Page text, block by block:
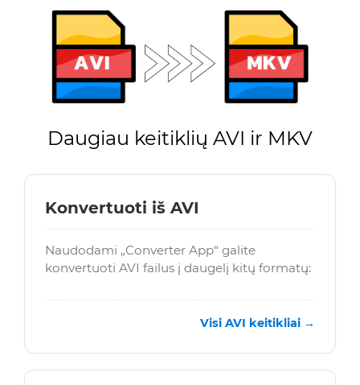
Daugiau keitiklių AVI ir MKV
Konvertuoti iš AVI
Naudodami „Converter App“ galite
konvertuoti AVI failus į daugelį kitų formatų:
Visi AVI keitikliai →